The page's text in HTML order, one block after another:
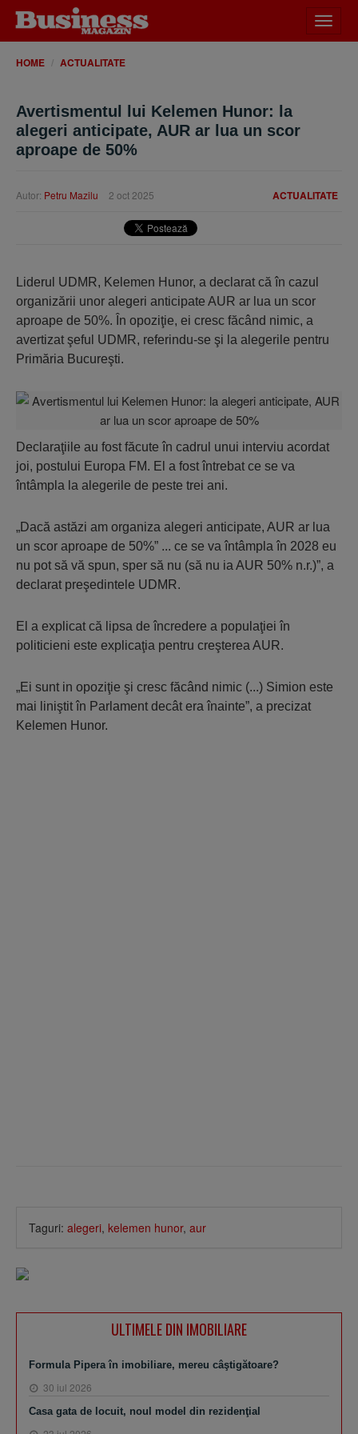
meniu
HOME ACTUALITATE
Avertismentul lui Kelemen Hunor: la
alegeri anticipate, AUR ar lua un scor
aproape de 50%
ACTUALITATE
Autor: Petru Mazilu 2 oct 2025
Liderul UDMR, Kelemen Hunor, a declarat că în cazul
organizării unor alegeri anticipate AUR ar lua un scor
aproape de 50%. În opoziţie, ei cresc făcând nimic, a
avertizat şeful UDMR, referindu-se şi la alegerile pentru
Primăria Bucureşti.
Declaraţiile au fost făcute în cadrul unui interviu acordat
joi, postului Europa FM. El a fost întrebat ce se va
întâmpla la alegerile de peste trei ani.
„Dacă astăzi am organiza alegeri anticipate, AUR ar lua
un scor aproape de 50%” ... ce se va întâmpla în 2028 eu
nu pot să vă spun, sper să nu (să nu ia AUR 50% n.r.)”, a
declarat preşedintele UDMR.
El a explicat că lipsa de încredere a populaţiei în
politicieni este explicaţia pentru creşterea AUR.
„Ei sunt in opoziţie şi cresc făcând nimic (...) Simion este
mai liniştit în Parlament decât era înainte”, a precizat
Kelemen Hunor.
Taguri: alegeri, kelemen hunor, aur
ULTIMELE DIN IMOBILIARE
Formula Pipera în imobiliare, mereu câştigătoare?
30 iul 2026
Casa gata de locuit, noul model din rezidenţial